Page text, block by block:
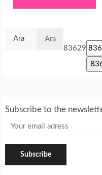
83629
Subscribe to the